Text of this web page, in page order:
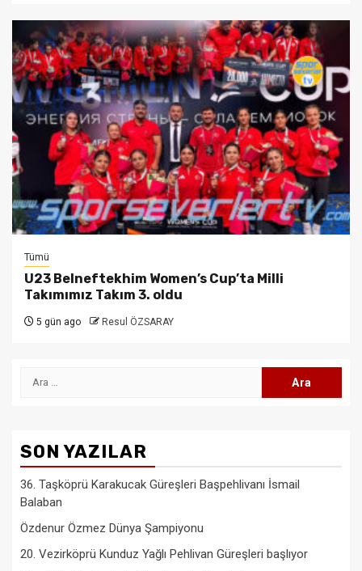
Tümü
U23 Belneftekhim Women’s Cup’ta Milli
Takımımız Takım 3. oldu
5 gün ago Resul ÖZSARAY
Arama:
SON YAZILAR
36. Taşköprü Karakucak Güreşleri Başpehlivanı İsmail
Balaban
Özdenur Özmez Dünya Şampiyonu
20. Vezirköprü Kunduz Yağlı Pehlivan Güreşleri başlıyor